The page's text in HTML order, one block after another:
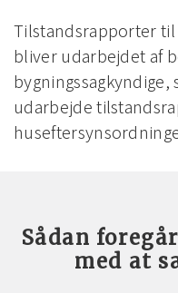
Tilstandsrapporter
bliver udarbejdet af
udarbejde
Sådan
med at